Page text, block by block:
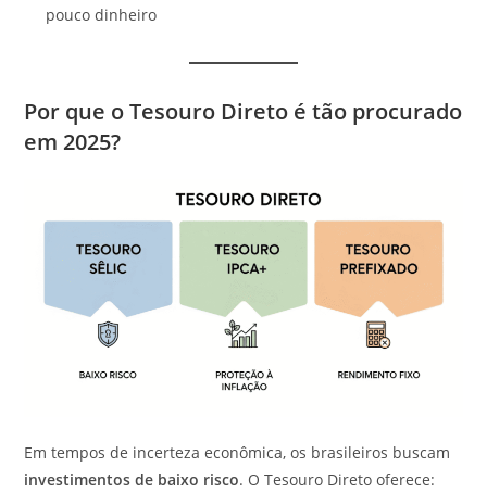
pouco dinheiro
Por que o Tesouro Direto é tão procurado
em 2025?
Em tempos de incerteza econômica, os brasileiros buscam
investimentos de baixo risco. O Tesouro Direto oferece: